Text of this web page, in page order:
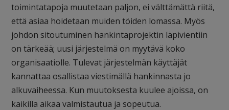
toimintatapoja muutetaan paljon, ei välttämättä riitä,
että asiaa hoidetaan muiden töiden lomassa. Myös
johdon sitoutuminen hankintaprojektin läpivientiin
on tärkeää; uusi järjestelmä on myytävä koko
organisaatiolle. Tulevat järjestelmän käyttäjät
kannattaa osallistaa viestimällä hankinnasta jo
alkuvaiheessa. Kun muutoksesta kuulee ajoissa, on
kaikilla aikaa valmistautua ja sopeutua.